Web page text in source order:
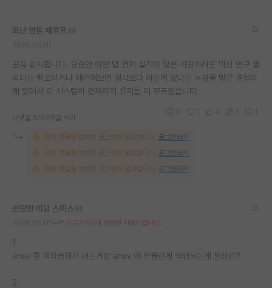
화난 안톤 체호프
공유 감사합니다. 요즘엔 이런 탑 컨퍼 실적이 많은 사람이라도 막상 연구 퀄
리티는 별로이거나 얘기해보면 생각보다 아는게 없다는 느낌을 받은 경험이
꽤 있어서 이 시스템이 언제까지 유지될 지 모르겠습니다.
대댓글 3개 대댓글 쓰기
해당 댓글을 보려면 로그인이 필요합니다. 로그인하기
해당 댓글을 보려면 로그인이 필요합니다. 로그인하기
해당 댓글을 보려면 로그인이 필요합니다. 로그인하기
선량한 아담 스미스
누적 신고가 50개 이상인 사용자입니다.
1.
arxiv 를 재학습해서 내는거랑 arxiv 에 안올린게 억셉되는게 뭔상관?
2.